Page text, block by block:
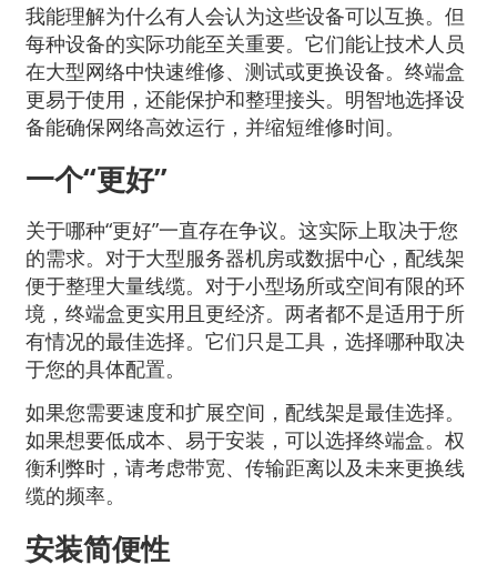
我能理解为什么有人会认为这些设备可以互换。但
每种设备的实际功能至关重要。它们能让技术人员
在大型网络中快速维修、测试或更换设备。终端盒
更易于使用，还能保护和整理接头。明智地选择设
备能确保网络高效运行，并缩短维修时间。
一个“更好”
关于哪种“更好”一直存在争议。这实际上取决于您
的需求。对于大型服务器机房或数据中心，配线架
便于整理大量线缆。对于小型场所或空间有限的环
境，终端盒更实用且更经济。两者都不是适用于所
有情况的最佳选择。它们只是工具，选择哪种取决
于您的具体配置。
如果您需要速度和扩展空间，配线架是最佳选择。
如果想要低成本、易于安装，可以选择终端盒。权
衡利弊时，请考虑带宽、传输距离以及未来更换线
缆的频率。
安装简便性